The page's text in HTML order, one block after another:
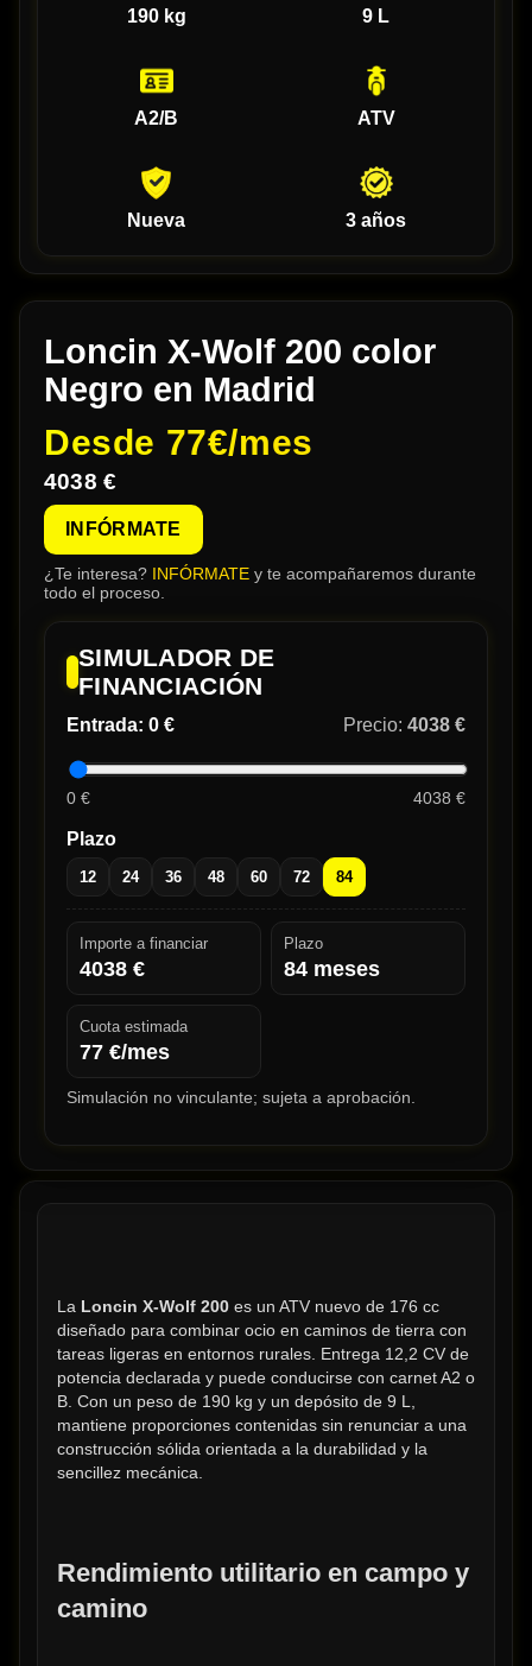
190 kg 9 L
A2/B ATV
Nueva 3 años
Loncin X-Wolf 200 color
Negro en Madrid
Desde 77€/mes
4038 €
INFÓRMATE
¿Te interesa? INFÓRMATE y te acompañaremos durante
todo el proceso.
SIMULADOR DE
FINANCIACIÓN
Entrada: 0 € Precio: 4038 €
0 € 4038 €
Plazo
12 24 36 48 60 72 84
Importe a financiar
4038 €
Plazo
84 meses
Cuota estimada
77 €/mes
Simulación no vinculante; sujeta a aprobación.
La Loncin X-Wolf 200 es un ATV nuevo de 176 cc
diseñado para combinar ocio en caminos de tierra con
tareas ligeras en entornos rurales. Entrega 12,2 CV de
potencia declarada y puede conducirse con carnet A2 o
B. Con un peso de 190 kg y un depósito de 9 L,
mantiene proporciones contenidas sin renunciar a una
construcción sólida orientada a la durabilidad y la
sencillez mecánica.
Rendimiento utilitario en campo y
camino